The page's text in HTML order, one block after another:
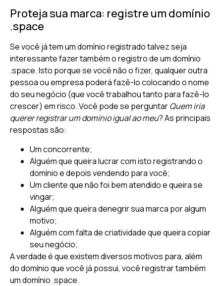
Proteja sua marca: registre um domínio
.space
Se você já tem um domínio registrado talvez seja
interessante fazer também o registro de um domínio
.space. Isto porque se você não o fizer, qualquer outra
pessoa ou empresa poderá fazê-lo colocando o nome
do seu negócio (que você trabalhou tanto para fazê-lo
crescer) em risco. Você pode se perguntarQuem iria
querer registrar um domínio igual ao meu? As principais
respostas são:
Um concorrente;
Alguém que queira lucrar com isto registrando o
domínio e depois vendendo para você;
Um cliente que não foi bem atendido e queira se
vingar;
Alguém que queira denegrir sua marca por algum
motivo;
Alguém com falta de criatividade que queira copiar
seu negócio;
A verdade é que existem diversos motivos para, além
do domínio que você já possui, você registrar também
um domínio .space.